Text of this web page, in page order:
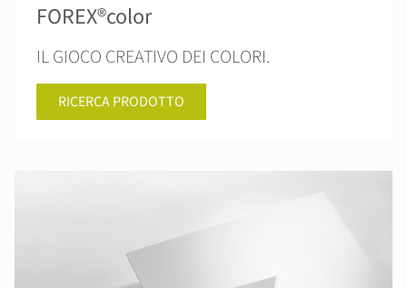
FOREX®color
IL GIOCO CREATIVO DEI COLORI.
RICERCA PRODOTTO